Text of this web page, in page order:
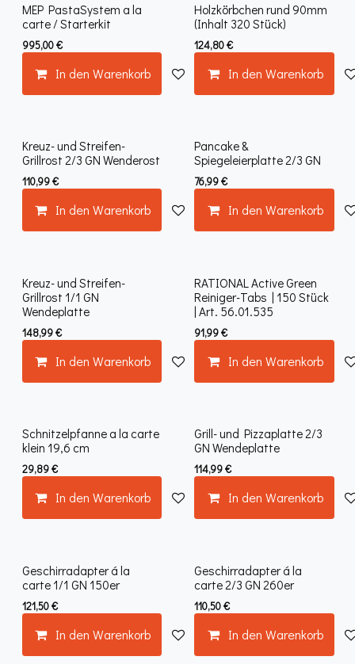
MEP PastaSystem a la
carte / Starterkit
995,00€
In den Warenkorb Auf die Wunschliste
Holzkörbchen rund 90mm
(Inhalt 320 Stück)
124,80€
In den Warenkorb
Kreuz- und Streifen-
Grillrost 2/3 GN Wenderost
110,99€
In den Warenkorb Auf die Wunschliste
Pancake &
Spiegeleierplatte 2/3 GN
76,99€
In den Warenkorb
Kreuz- und Streifen-
Grillrost 1/1 GN
Wendeplatte
148,99€
In den Warenkorb Auf die Wunschliste
RATIONAL Active Green
Reiniger-Tabs | 150 Stück
| Art. 56.01.535
91,99€
In den Warenkorb
Schnitzelpfanne a la carte
klein 19,6 cm
29,89€
In den Warenkorb Auf die Wunschliste
Grill- und Pizzaplatte 2/3
GN Wendeplatte
114,99€
In den Warenkorb
Geschirradapter á la
carte 1/1 GN 150er
121,50€
In den Warenkorb Auf die Wunschliste
Geschirradapter á la
carte 2/3 GN 260er
110,50€
In den Warenkorb